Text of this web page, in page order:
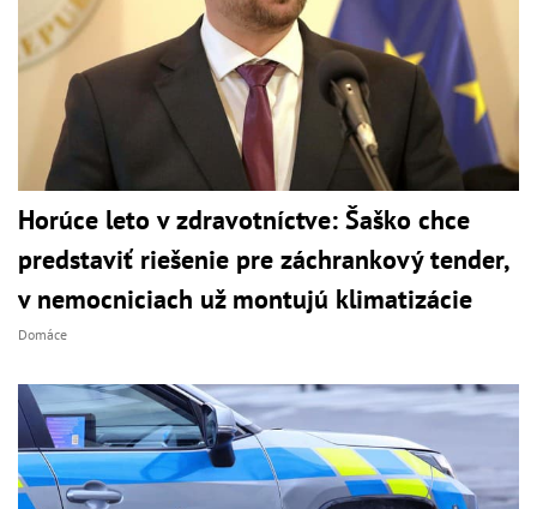
Horúce leto v zdravotníctve: Šaško chce
predstaviť riešenie pre záchrankový tender,
v nemocniciach už montujú klimatizácie
Domáce